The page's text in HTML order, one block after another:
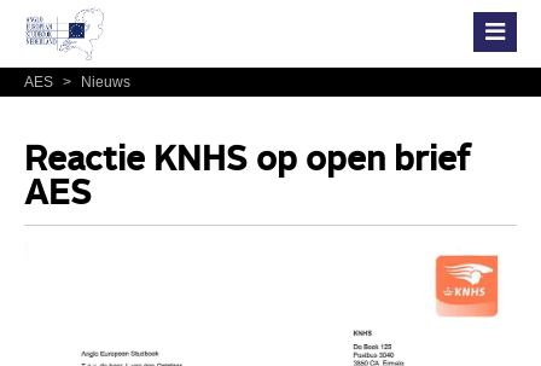
AES > Nieuws
Reactie KNHS op open brief
AES